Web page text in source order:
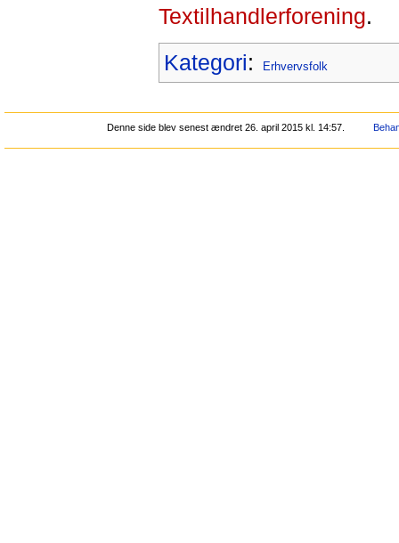
Textilhandlerforening.
Kategori: Erhvervsfolk
Denne side blev senest ændret 26. april 2015 kl. 14:57.